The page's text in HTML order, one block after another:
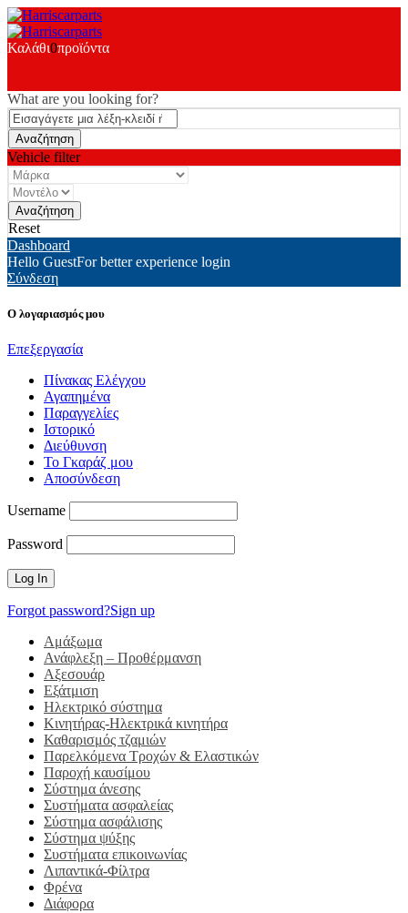
Καλάθι0προϊόντα
What are you looking for?
Vehicle filter
Reset
Dashboard
Hello GuestFor better experience login
Σύνδεση
Ο λογαριασμός μου
Επεξεργασία
Πίνακας Ελέγχου
Αγαπημένα
Παραγγελίες
Ιστορικό
Διεύθυνση
Το Γκαράζ μου
Αποσύνδεση
Username
Password
Forgot password?Sign up
Αμάξωμα
Ανάφλεξη – Προθέρμανση
Αξεσουάρ
Εξάτμιση
Ηλεκτρικό σύστημα
Κινητήρας-Ηλεκτρικά κινητήρα
Καθαρισμός τζαμιών
Παρελκόμενα Τροχών & Ελαστικών
Παροχή καυσίμου
Σύστημα άνεσης
Συστήματα ασφαλείας
Σύστημα ασφάλισης
Σύστημα ψύξης
Συστήματα επικοινωνίας
Λιπαντικά-Φίλτρα
Φρένα
Διάφορα